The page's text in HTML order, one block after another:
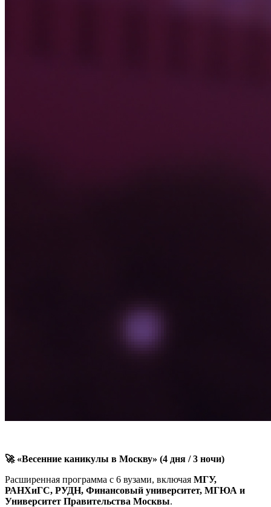
🚀 «Весенние каникулы в Москву» (4 дня / 3 ночи)
Расширенная программа с 6 вузами, включая МГУ,
РАНХиГС, РУДН, Финансовый университет, МГЮА и
Университет Правительства Москвы.